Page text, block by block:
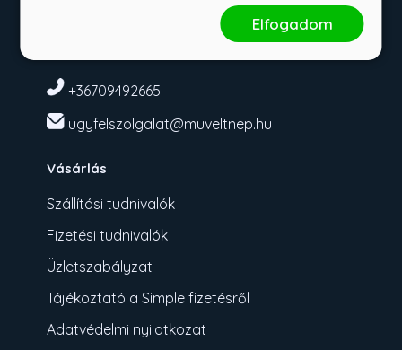
+36709492665
ugyfelszolgalat@muveltnep.hu
Vásárlás
Szállítási tudnivalók
Fizetési tudnivalók
Üzletszabályzat
Tájékoztató a Simple fizetésről
Adatvédelmi nyilatkozat
Elfogadom